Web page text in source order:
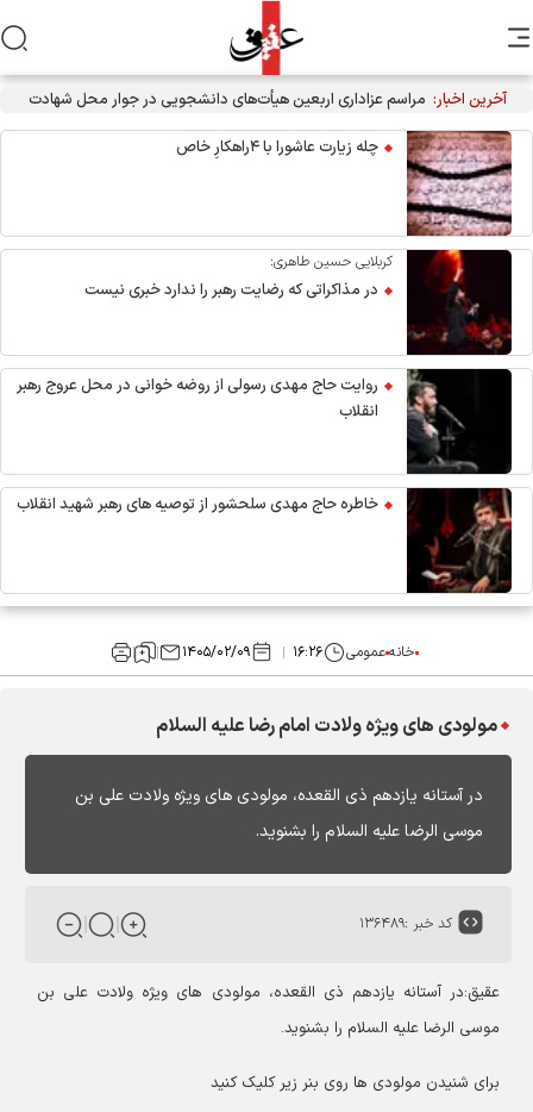
آخرین اخبار: مراسم عزاداری اربعین هیأت‌های دانشجویی در جوار محل شهادت
رهبر انقلاب
چله زیارت عاشورا با ۴راهکارِ خاص
کربلایی حسین طاهری:
در مذاکراتی که رضایت رهبر را ندارد خبری نیست
روایت حاج مهدی رسولی از روضه خوانی در محل عروج رهبر
انقلاب
خاطره حاج مهدی سلحشور از توصیه های رهبر شهید انقلاب
خانهعمومی ۱۶:۲۶ ۱۴۰۵/۰۲/۰۹
مولودی های ویژه ولادت امام رضا علیه السلام
در آستانه یازدهم ذی القعده، مولودی های ویژه ولادت علی بن
موسی الرضا علیه السلام را بشنوید.
کد خبر :۱۳۶۴۸۹
عقیق:در آستانه یازدهم ذی القعده، مولودی های ویژه ولادت علی بن
موسی الرضا علیه السلام را بشنوید.
برای شنیدن مولودی ها روی بنر زیر کلیک کنید